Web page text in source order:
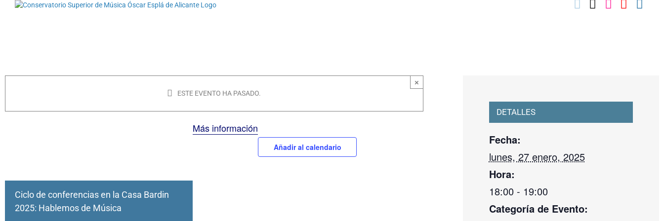
Saltar
03010739@iseacv.gva.es
×
ESTE EVENTO HA PASADO.
Ciclo de conferencias en la Casa Bardin
2025: Hablemos de Música
Más información
Añadir al calendario
DETALLES
Fecha:
lunes, 27 enero, 2025
Hora:
18:00 - 19:00
Categoría de Evento: